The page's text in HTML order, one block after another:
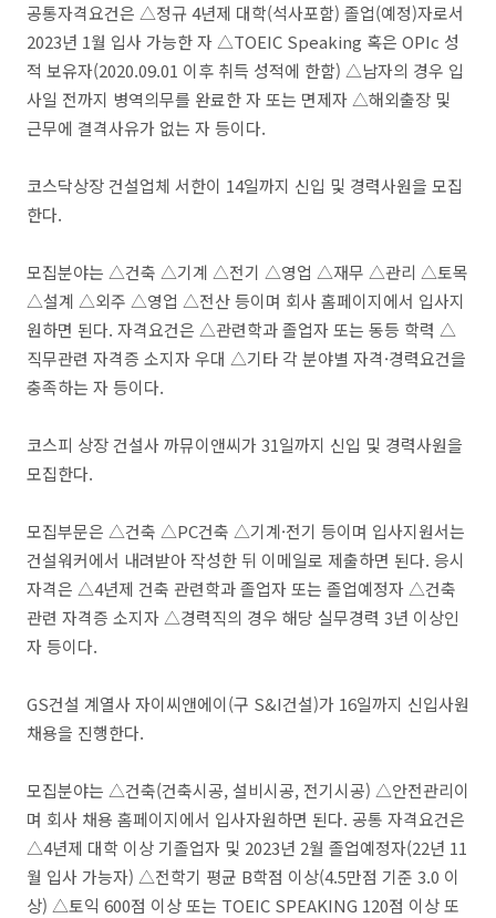
공통자격요건은 △정규 4년제 대학(석사포함) 졸업(예정)자로서
2023년 1월 입사 가능한 자 △TOEIC Speaking 혹은 OPIc 성
적 보유자(2020.09.01 이후 취득 성적에 한함) △남자의 경우 입
사일 전까지 병역의무를 완료한 자 또는 면제자 △해외출장 및
근무에 결격사유가 없는 자 등이다.
코스닥상장 건설업체 서한이 14일까지 신입 및 경력사원을 모집
한다.
모집분야는 △건축 △기계 △전기 △영업 △재무 △관리 △토목
△설계 △외주 △영업 △전산 등이며 회사 홈페이지에서 입사지
원하면 된다. 자격요건은 △관련학과 졸업자 또는 동등 학력 △
직무관련 자격증 소지자 우대 △기타 각 분야별 자격·경력요건을
충족하는 자 등이다.
코스피 상장 건설사 까뮤이앤씨가 31일까지 신입 및 경력사원을
모집한다.
모집부문은 △건축 △PC건축 △기계·전기 등이며 입사지원서는
건설워커에서 내려받아 작성한 뒤 이메일로 제출하면 된다. 응시
자격은 △4년제 건축 관련학과 졸업자 또는 졸업예정자 △건축
관련 자격증 소지자 △경력직의 경우 해당 실무경력 3년 이상인
자 등이다.
GS건설 계열사 자이씨앤에이(구 S&I건설)가 16일까지 신입사원
채용을 진행한다.
모집분야는 △건축(건축시공, 설비시공, 전기시공) △안전관리이
며 회사 채용 홈페이지에서 입사자원하면 된다. 공통 자격요건은
△4년제 대학 이상 기졸업자 및 2023년 2월 졸업예정자(22년 11
월 입사 가능자) △전학기 평균 B학점 이상(4.5만점 기준 3.0 이
상) △토익 600점 이상 또는 TOEIC SPEAKING 120점 이상 또